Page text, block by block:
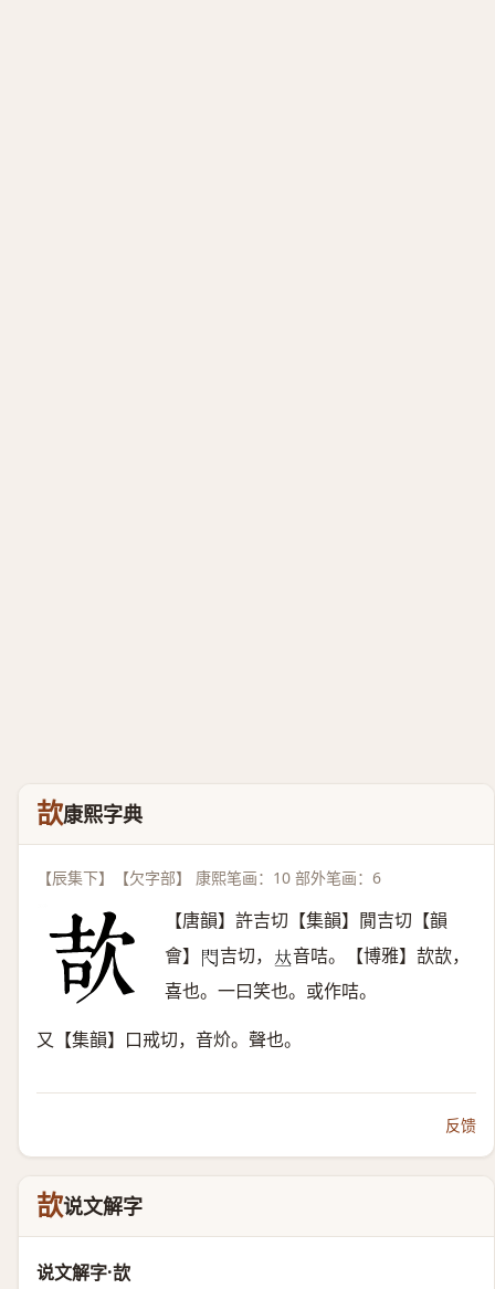
欯康熙字典
【辰集下】【欠字部】 康熙笔画：10 部外笔画：6
【唐韻】許吉切【集韻】閴吉切【韻
會】 𨳉 吉切， 𠀤音咭。【博雅】欯欯，
喜也。一曰笑也。或作咭。
又【集韻】口戒切，音炌。聲也。
反馈
欯说文解字
说文解字·欯